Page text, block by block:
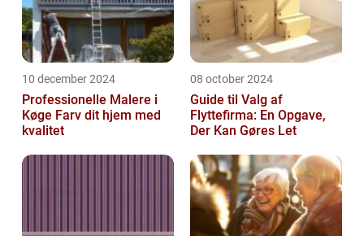
10 december 2024
Professionelle Malere i
Køge Farv dit hjem med
kvalitet
08 october 2024
Guide til Valg af
Flyttefirma: En Opgave,
Der Kan Gøres Let